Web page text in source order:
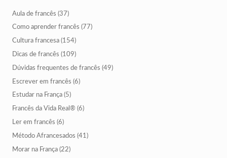
Aula de francês (37)
Como aprender francês (77)
Cultura francesa (154)
Dicas de francês (109)
Dúvidas frequentes de francês (49)
Escrever em francês (6)
Estudar na França (5)
Francês da Vida Real® (6)
Ler em francês (6)
Método Afrancesados (41)
Morar na França (22)